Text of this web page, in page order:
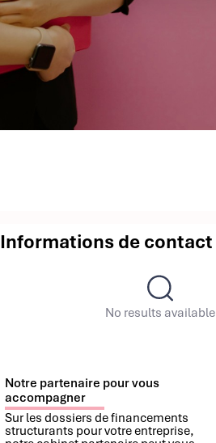
Informations de contact
No results available
Notre partenaire pour vous
accompagner
Sur les dossiers de financements
structurants pour votre entreprise,